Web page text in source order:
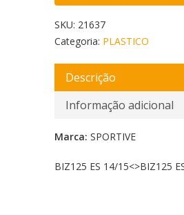
SKU: 21637
Categoria: PLASTICO
Descrição
Informação adicional
Marca: SPORTIVE
BIZ125 ES 14/15<>BIZ125